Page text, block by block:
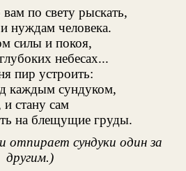
по свету рыскать,
нуждам человека.
силы и покоя,
небесах...
пир устроить:
каждым сундуком,
стану сам
на блещущие груды.
отпирает сундуки один за
другим.)